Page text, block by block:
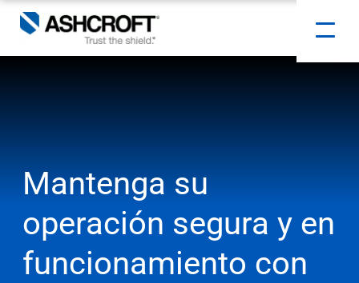
Mantenga su
operación segura y en
funcionamiento con